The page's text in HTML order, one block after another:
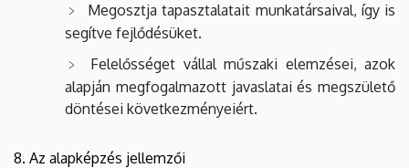
Megosztja tapasztalatait munkatársaival, így is
segítve fejlődésüket.
Felelősséget vállal műszaki elemzései, azok
alapján megfogalmazott javaslatai és megszülető
döntései következményeiért.
8. Az alapképzés jellemzői